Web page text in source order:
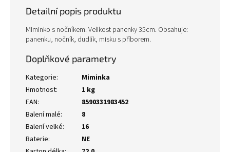
Detailní popis produktu
Miminko s nočníkem. Velikost panenky 35cm. Obsahuje:
panenku, nočník, dudlík, misku s příborem.
Doplňkové parametry
Kategorie:
Miminka
Hmotnost:
1 kg
EAN:
8590331983452
Balení malé:
8
Balení velké:
16
Baterie:
NE